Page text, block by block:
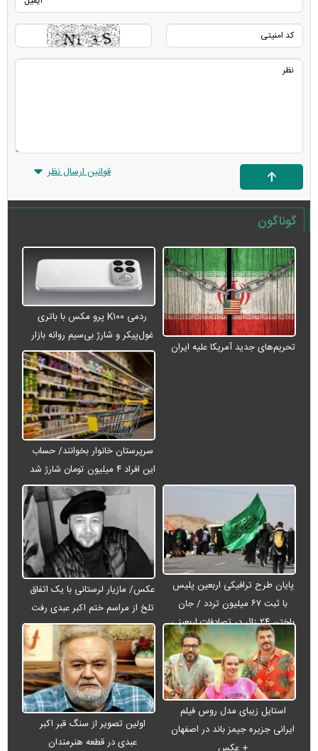
قوانین ارسال نظر
گوناگون
تحریم‌های جدید آمریکا علیه ایران
ردمی K۱۰۰ پرو مکس با باتری
غول‌پیکر و شارژ بی‌سیم روانه بازار
می‌شود
سرپرستان خانوار بخوانند/ حساب
این افراد ۴ میلیون تومان شارژ شد
پایان طرح ترافیکی اربعین پلیس
با ثبت ۶۷ میلیون تردد / جان
باختن ۲۴ زائر در تصادفات اربعینی
عکس/ مازیار لرستانی با یک اتفاق
تلخ از مراسم ختم اکبر عبدی رفت
استایل زیبای مدل روس فیلم
ایرانی جزیره جیمز باند در اصفهان
اولین تصویر از سنگ قبر اکبر
عبدی در قطعه هنرمندان